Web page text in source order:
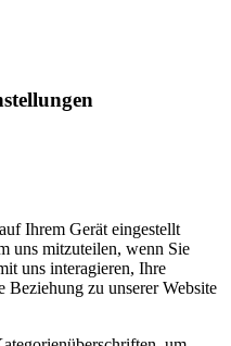
Ihrem Gerät eingestellt
uns mitzuteilen, wenn Sie
uns interagieren, Ihre
Beziehung zu unserer Website